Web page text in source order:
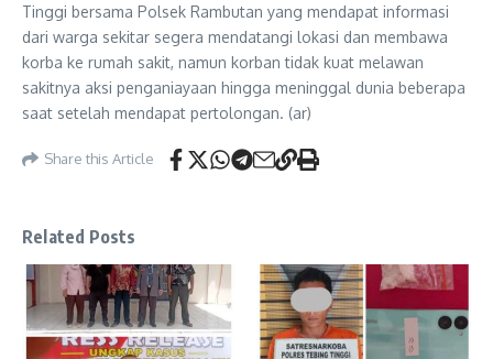
Tinggi bersama Polsek Rambutan yang mendapat informasi
dari warga sekitar segera mendatangi lokasi dan membawa
korba ke rumah sakit, namun korban tidak kuat melawan
sakitnya aksi penganiayaan hingga meninggal dunia beberapa
saat setelah mendapat pertolongan. (ar)
Share this Article
Related Posts